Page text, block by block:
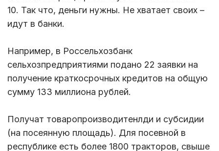
10. Так что, деньги нужны. Не хватает своих –
идут в банки.
Например, в Россельхозбанк
сельхозпредприятиями подано 22 заявки на
получение краткосрочных кредитов на общую
сумму 133 миллиона рублей.
Получат товаропроизводитенлди и субсидии
(на посеянную площадь). Для посевной в
республике есть более 1800 тракторов, свыше